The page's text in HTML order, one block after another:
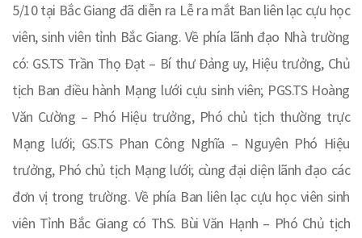
5/10 tại Bắc Giang đã diễn ra Lễ ra mắt Ban liên lạc cựu học
viên, sinh viên tỉnh Bắc Giang. Về phía lãnh đạo Nhà trường
có: GS.TS Trần Thọ Đạt – Bí thư Đảng uy, Hiệu trưởng, Chủ
tịch Ban điều hành Mạng lưới cựu sinh viên; PGS.TS Hoàng
Văn Cường – Phó Hiệu trưởng, Phó chủ tịch thường trực
Mạng lưới; GS.TS Phan Công Nghĩa – Nguyên Phó Hiệu
trưởng, Phó chủ tịch Mạng lưới; cùng đại diện lãnh đạo các
đơn vị trong trường. Về phía Ban liên lạc cựu học viên sinh
viên Tỉnh Bắc Giang có ThS. Bùi Văn Hạnh – Phó Chủ tịch